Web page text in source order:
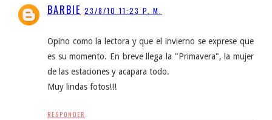
BARBIE 23/8/10 11:23 P. M.
Opino como la lectora y que el invierno se exprese que
es su momento. En breve llega la "Primavera", la mujer
de las estaciones y acapara todo.
Muy lindas fotos!!!
RESPONDER